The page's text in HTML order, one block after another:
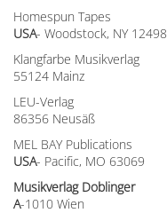
Homespun Tapes
USA- Woodstock, NY 12498
Klangfarbe Musikverlag
55124 Mainz
LEU-Verlag
86356 Neusäß
MEL BAY Publications
USA- Pacific, MO 63069
Musikverlag Doblinger
A-1010 Wien